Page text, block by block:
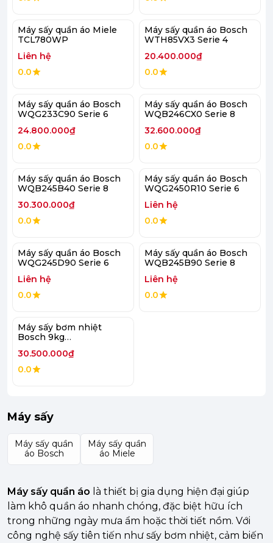
Máy sấy quần áo Miele
TCL780WP
Liên hệ
0.0
Máy sấy quần áo Bosch
WTH85VX3 Serie 4
20.400.000₫
0.0
Máy sấy quần áo Bosch
WQG233C90 Serie 6
24.800.000₫
0.0
Máy sấy quần áo Bosch
WQB246CX0 Serie 8
32.600.000₫
0.0
Máy sấy quần áo Bosch
WQB245B40 Serie 8
30.300.000₫
0.0
Máy sấy quần áo Bosch
WQG2450R10 Serie 6
Liên hệ
0.0
Máy sấy quần áo Bosch
WQG245D90 Serie 6
Liên hệ
0.0
Máy sấy quần áo Bosch
WQB245B90 Serie 8
Liên hệ
0.0
Máy sấy bơm nhiệt
Bosch 9kg
30.500.000₫
0.0
Máy sấy
Máy sấy quần
áo Bosch
Máy sấy quần
áo Miele
Máy sấy quần áo là thiết bị gia dụng hiện đại giúp
làm khô quần áo nhanh chóng, đặc biệt hữu ích
trong những ngày mưa ẩm hoặc thời tiết nồm. Với
công nghệ sấy tiên tiến như sấy bơm nhiệt, cảm biến